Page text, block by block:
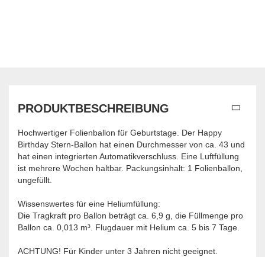
PRODUKTBESCHREIBUNG
Hochwertiger Folienballon für Geburtstage. Der Happy
Birthday Stern-Ballon hat einen Durchmesser von ca. 43 und
hat einen integrierten Automatikverschluss. Eine Luftfüllung
ist mehrere Wochen haltbar. Packungsinhalt: 1 Folienballon,
ungefüllt.
Wissenswertes für eine Heliumfüllung:
Die Tragkraft pro Ballon beträgt ca. 6,9 g, die Füllmenge pro
Ballon ca. 0,013 m³. Flugdauer mit Helium ca. 5 bis 7 Tage.
ACHTUNG! Für Kinder unter 3 Jahren nicht geeignet.